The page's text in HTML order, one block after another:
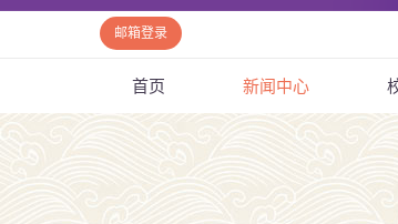
邮箱登录
首页 新闻中心